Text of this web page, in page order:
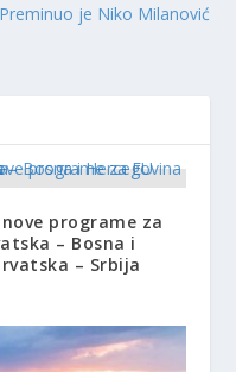
Preminuo je Niko Milanović
programe za
– Bosna i
– Srbija